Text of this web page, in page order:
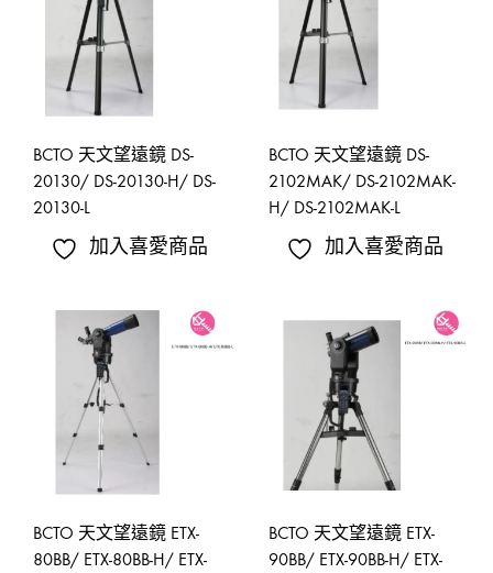
BCTO 天文望遠鏡 DS-
20130/ DS-20130-H/ DS-
20130-L
加入喜愛商品
BCTO 天文望遠鏡 DS-
2102MAK/ DS-2102MAK-
H/ DS-2102MAK-L
加入喜愛商品
BCTO 天文望遠鏡 ETX-
80BB/ ETX-80BB-H/ ETX-
BCTO 天文望遠鏡 ETX-
90BB/ ETX-90BB-H/ ETX-